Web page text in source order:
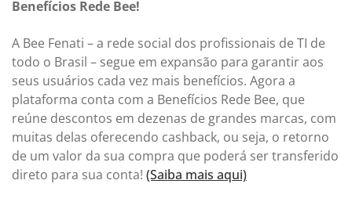
Benefícios Rede Bee!
A Bee Fenati – a rede social dos profissionais de TI de
todo o Brasil – segue em expansão para garantir aos
seus usuários cada vez mais benefícios. Agora a
plataforma conta com a Benefícios Rede Bee, que
reúne descontos em dezenas de grandes marcas, com
muitas delas oferecendo cashback, ou seja, o retorno
de um valor da sua compra que poderá ser transferido
direto para sua conta! (Saiba mais aqui)